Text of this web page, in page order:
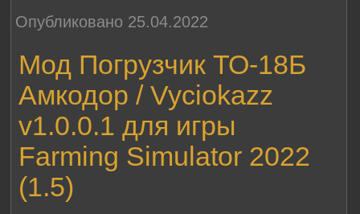
Опубликовано 25.04.2022
Мод Погрузчик ТО-18Б
Амкодор / Vyciokazz
v1.0.0.1 для игры
Farming Simulator 2022
(1.5)